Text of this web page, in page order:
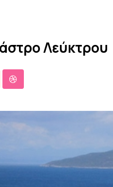
Λεύκτρου